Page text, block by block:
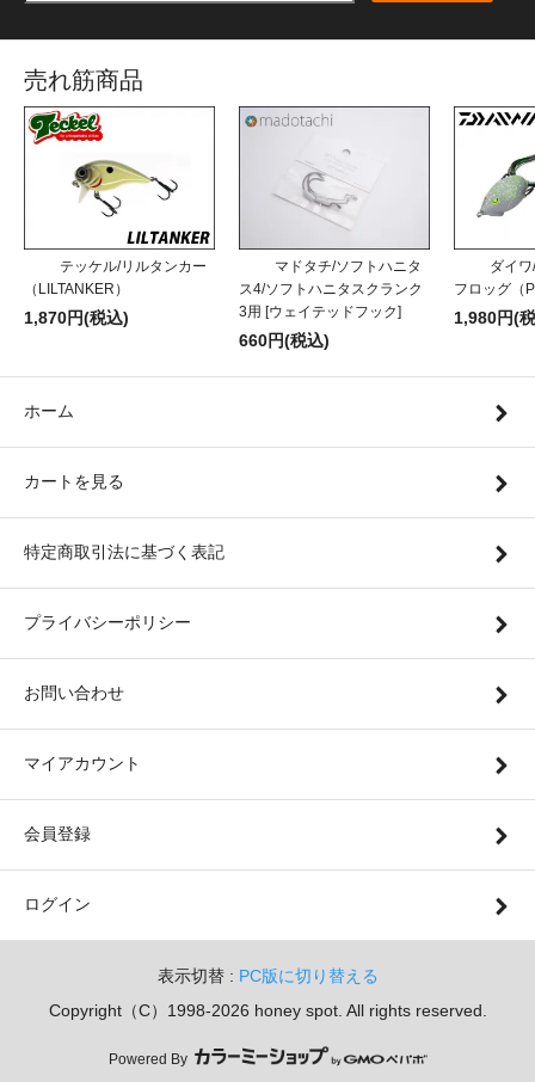
売れ筋商品
テッケル/リルタンカー
（LILTANKER）
1,870円(税込)
マドタチ/ソフトハニタ
ス4/ソフトハニタスクランク
3用 [ウェイテッドフック]
660円(税込)
ダイ
フロッグ（
1,980円(
ホーム
カートを見る
特定商取引法に基づく表記
プライバシーポリシー
お問い合わせ
マイアカウント
会員登録
ログイン
表示切替 : PC版に切り替える
Copyright（C）1998-2026 honey spot. All rights reserved.
Powered By